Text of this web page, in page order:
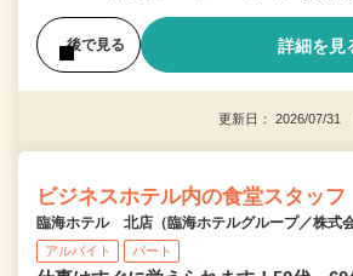
後で見る 詳細を見
更新日： 2026/07/31
ビジネスホテル内の食堂スタッフ
臨海ホテル 北店（臨海ホテルグループ／株式会
アルバイト パート